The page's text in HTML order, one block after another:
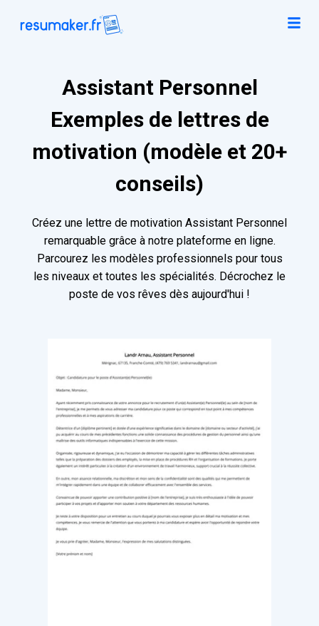
Assistant Personnel
Exemples de lettres de
motivation (modèle et 20+
conseils)
Créez une lettre de motivation Assistant Personnel
remarquable grâce à notre plateforme en ligne.
Parcourez les modèles professionnels pour tous
les niveaux et toutes les spécialités. Décrochez le
poste de vos rêves dès aujourd'hui !